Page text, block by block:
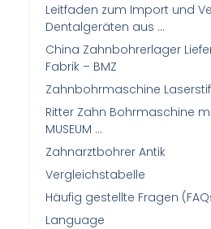
Leitfaden zum Import und
Dentalgeräten aus …
China Zahnbohrerlager
Fabrik – BMZ
Zahnbohrmaschine
Ritter Zahn Bohrmaschine
MUSEUM …
Zahnarztbohrer Antik
Vergleichstabelle
Häufig gestellte Fragen
Language